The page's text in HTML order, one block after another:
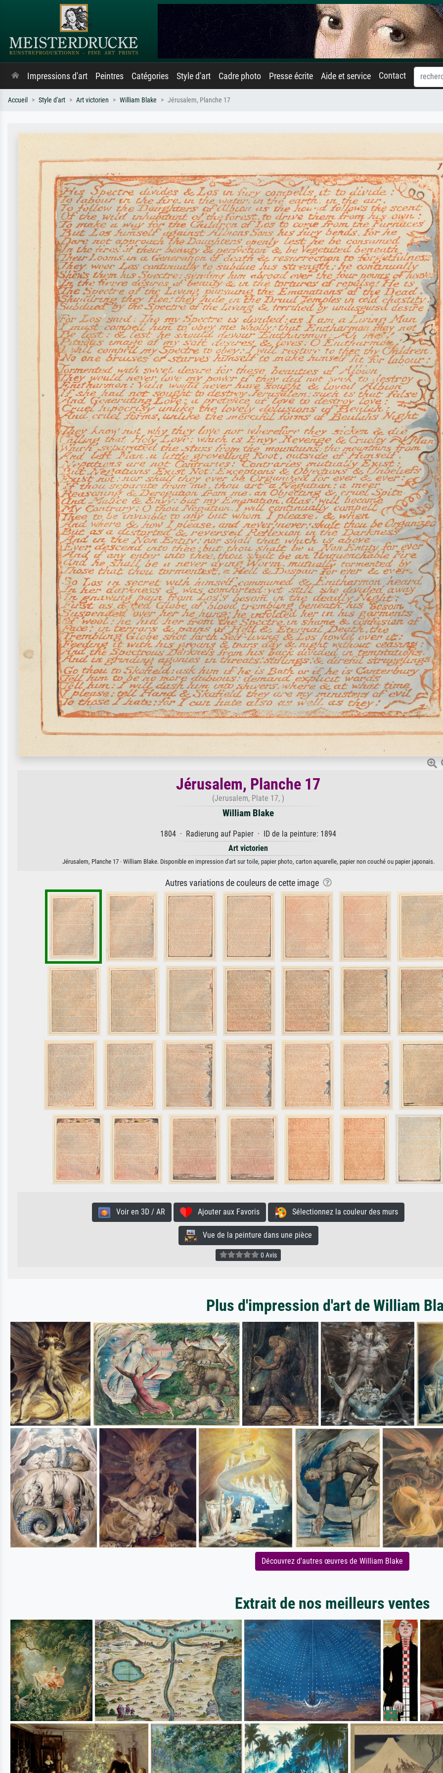
Impressions d'art Peintres Catégories Style d'art Cadre photo Presse écrite Aide et service Contact
Accueil Style d'art Art victorien William Blake Jérusalem, Planche 17
Jérusalem, Planche 17
(Jerusalem, Plate 17, )
William Blake
1804 · Radierung auf Papier · ID de la peinture: 1894
Art victorien
Jérusalem, Planche 17 · William Blake. Disponible en impression d'art sur toile, papier photo, carton aquarelle, papier non couché ou papier japonais.
Autres variations de couleurs de cette image
Voir en 3D / AR Ajouter aux Favoris Sélectionnez la couleur des murs
Vue de la peinture dans une pièce
0 Avis
Plus d'impression d'art de William
Découvrez d'autres œuvres de William Blake
Extrait de nos meilleurs ventes